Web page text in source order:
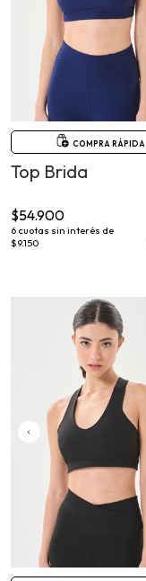
COMPRA RÁPIDA
Top Brida
6cuotas sin interés de
$9.150
COMPRA RÁPIDA